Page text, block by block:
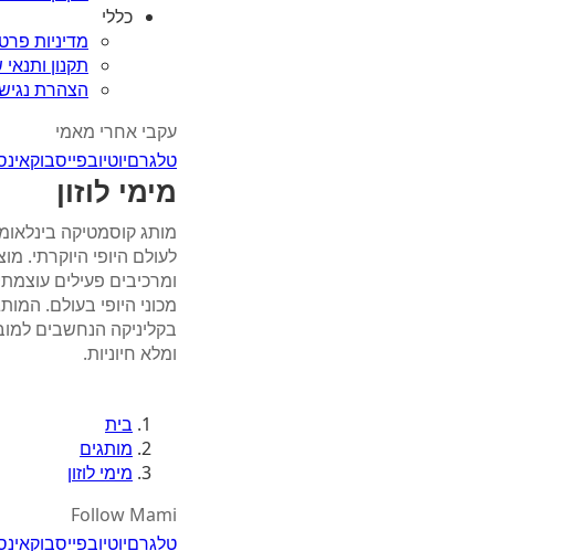
כללי
מדיניות
תקנון
הצהרת
עקבי אחרי מאמי
טלגרםיוטיובפייסבוק
מימי לוזון
מותג קוסמטיקה
לעולם היופי היוקרתי.
ומרכיבים פעילים
מכוני היופי בעולם.
בקליניקה הנחשבים
ומלא חיוניות.
בית
מותגים
מימי לוזון
Follow Mami
טלגרםיוטיובפייסבוק